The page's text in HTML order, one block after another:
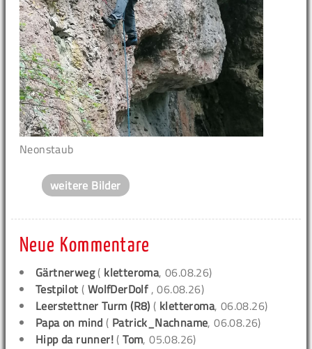
Neonstaub
weitere Bilder
Neue Kommentare
Gärtnerweg( kletteroma, 06.08.26)
Testpilot ( WolfDerDolf , 06.08.26)
Leerstettner Turm (R8) ( kletteroma, 06.08.26)
Papa on mind ( Patrick_Nachname, 06.08.26)
Hipp da runner! (Tom, 05.08.26)